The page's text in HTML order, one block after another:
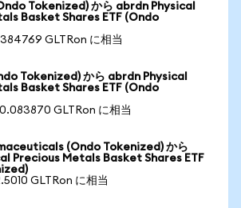
Tokenized) から abrdn Physical
Basket Shares ETF (Ondo
GLTRon に相当
Tokenized) から abrdn Physical
Basket Shares ETF (Ondo
GLTRon に相当
(Ondo Tokenized) から
Precious Metals Basket Shares ETF
GLTRon に相当